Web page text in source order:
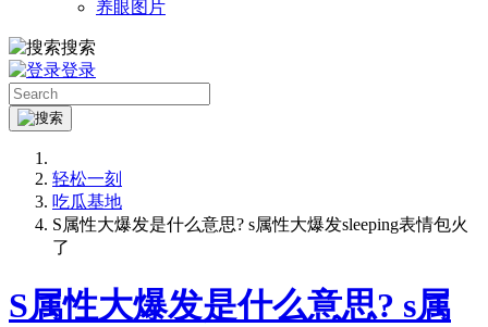
养眼图片
搜索
登录
轻松一刻
吃瓜基地
S属性大爆发是什么意思? s属性大爆发sleeping表情包火
了
S属性大爆发是什么意思? s属